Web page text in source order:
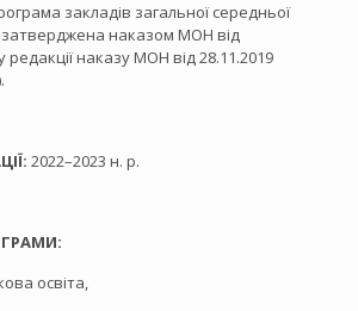
закладів загальної середньої
затверджена наказом МОН від
редакції наказу МОН від 28.11.2019
2022–2023 н. р.
освіта,